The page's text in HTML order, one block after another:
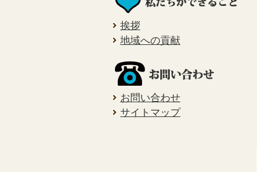
挨拶
地域への貢献
お問い合わせ
サイトマップ